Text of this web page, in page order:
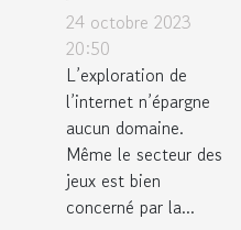
en ligne en
France ?
24 octobre 2023
20:50
L’exploration de
l’internet n’épargne
aucun domaine.
Même le secteur des
jeux est bien
concerné par la...